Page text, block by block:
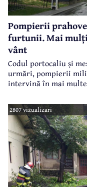
Pompierii
furtunii. Mai
vânt
Codul portocaliu și
urmări, pompierii
intervină în mai
2807 vizualizari